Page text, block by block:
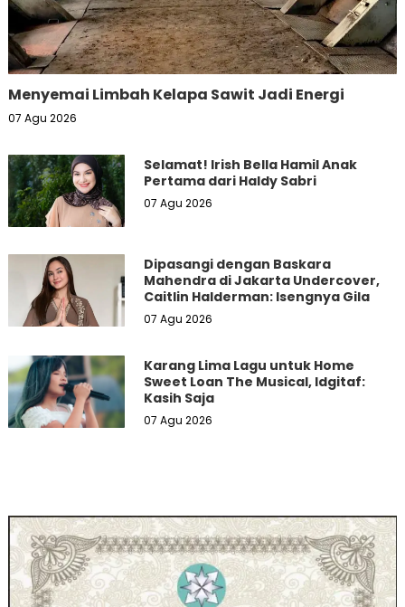
Menyemai Limbah Kelapa Sawit Jadi Energi
07 Agu 2026
Selamat! Irish Bella Hamil Anak
Pertama dari Haldy Sabri
07 Agu 2026
Dipasangi dengan Baskara
Mahendra di Jakarta Undercover,
Caitlin Halderman: Isengnya Gila
07 Agu 2026
Karang Lima Lagu untuk Home
Sweet Loan The Musical, Idgitaf:
Kasih Saja
07 Agu 2026